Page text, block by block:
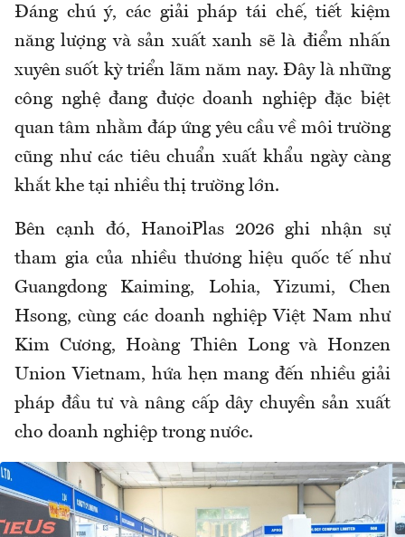
Đáng chú ý, các giải pháp tái chế, tiết kiệm
năng lượng và sản xuất xanh sẽ là điểm nhấn
xuyên suốt kỳ triển lãm năm nay. Đây là những
công nghệ đang được doanh nghiệp đặc biệt
quan tâm nhằm đáp ứng yêu cầu về môi trường
cũng như các tiêu chuẩn xuất khẩu ngày càng
khắt khe tại nhiều thị trường lớn.
Bên cạnh đó, HanoiPlas 2026 ghi nhận sự
tham gia của nhiều thương hiệu quốc tế như
Guangdong Kaiming, Lohia, Yizumi, Chen
Hsong, cùng các doanh nghiệp Việt Nam như
Kim Cương, Hoàng Thiên Long và Honzen
Union Vietnam, hứa hẹn mang đến nhiều giải
pháp đầu tư và nâng cấp dây chuyền sản xuất
cho doanh nghiệp trong nước.